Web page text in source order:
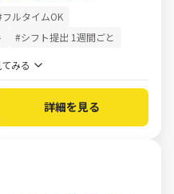
フルタイムOK
#シフト提出 1週間ごと
みる
詳細を見る